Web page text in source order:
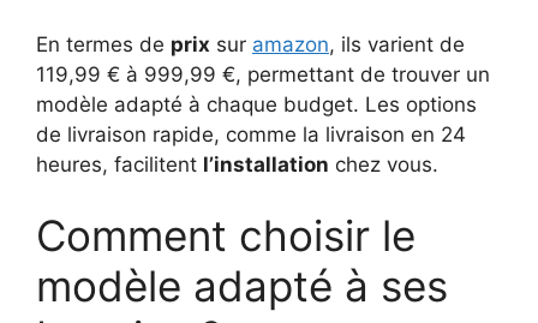
En termes de prix sur amazon, ils varient de
119,99 € à 999,99 €, permettant de trouver un
modèle adapté à chaque budget. Les options
de livraison rapide, comme la livraison en 24
heures, facilitent l’installation chez vous.
Comment choisir le
modèle adapté à ses